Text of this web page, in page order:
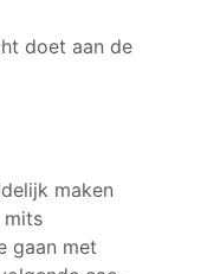
doet aan de
maken
mits
gaan met